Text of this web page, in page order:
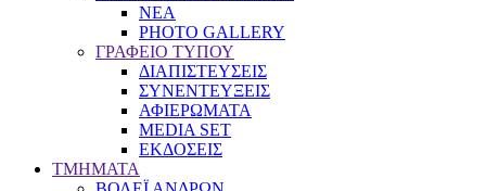
NEA
PHOTO GALLERY
ΓΡΑΦΕΙΟ ΤΥΠΟΥ
ΔΙΑΠΙΣΤΕΥΣΕΙΣ
ΣΥΝΕΝΤΕΥΞΕΙΣ
ΑΦΙΕΡΩΜΑΤΑ
MEDIA SET
ΕΚΔΟΣΕΙΣ
TMHMATA